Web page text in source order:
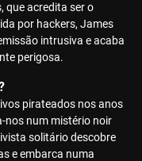
que acredita ser o
por hackers, James
intrusiva e acaba
perigosa.
pirateados nos anos
nos num mistério noir
solitário descobre
e embarca numa